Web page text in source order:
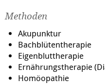
Methoden
Akupunktur
Bachblütentherapie
Eigenbluttherapie
Ernährungstherapie
Homöopathie